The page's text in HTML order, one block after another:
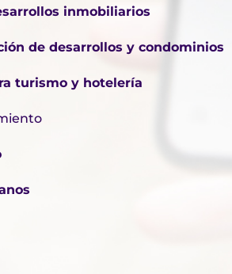
inmobiliarios
de desarrollos y condominios
turismo y hotelería